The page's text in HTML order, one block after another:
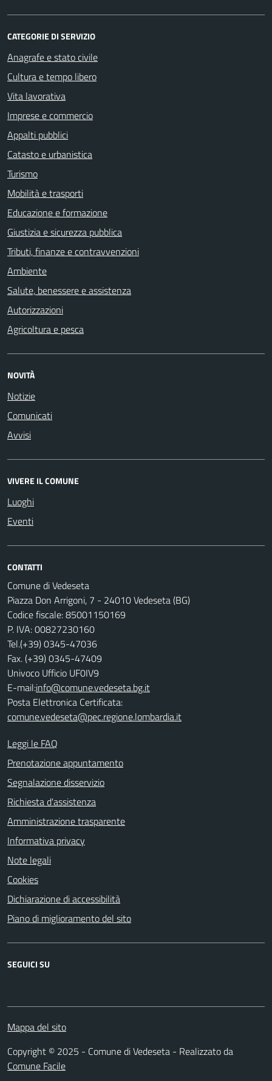
CATEGORIE DI SERVIZIO
Anagrafe e stato civile
Cultura e tempo libero
Vita lavorativa
Imprese e commercio
Appalti pubblici
Catasto e urbanistica
Turismo
Mobilità e trasporti
Educazione e formazione
Giustizia e sicurezza pubblica
Tributi, finanze e contravvenzioni
Ambiente
Salute, benessere e assistenza
Autorizzazioni
Agricoltura e pesca
NOVITÀ
Notizie
Comunicati
Avvisi
VIVERE IL COMUNE
Luoghi
Eventi
CONTATTI
Comune di Vedeseta
Piazza Don Arrigoni, 7 - 24010 Vedeseta (BG)
Codice fiscale: 85001150169
P. IVA: 00827230160
Tel.(+39) 0345-47036
Fax. (+39) 0345-47409
Univoco Ufficio UF0IV9
E-mail:info@comune.vedeseta.bg.it
Posta Elettronica Certificata:
comune.vedeseta@pec.regione.lombardia.it
Leggi le FAQ
Prenotazione appuntamento
Segnalazione disservizio
Richiesta d'assistenza
Amministrazione trasparente
Informativa privacy
Note legali
Cookies
Dichiarazione di accessibilità
Piano di miglioramento del sito
SEGUICI SU
Mappa del sito
Copyright © 2025 - Comune di Vedeseta - Realizzato da
Comune Facile